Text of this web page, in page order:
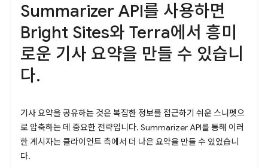
Summarizer API를 사용하면
Bright Sites와 Terra에서 흥미
로운 기사 요약을 만들 수 있습니
다.
기사 요약을 공유하는 것은 복잡한 정보를 접근하기 쉬운 스니펫으
로 압축하는 데 중요한 전략입니다. Summarizer API를 통해 이러
한 게시자는 클라이언트 측에서 더 나은 요약을 만들 수 있었습니
다.